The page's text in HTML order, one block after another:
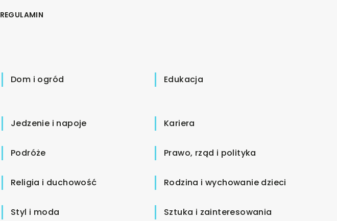
REGULAMIN
Dom i ogród Edukacja
Jedzenie i napoje Kariera
Podróże Prawo, rząd i polityka
Religia i duchowość Rodzina i wychowanie dzieci
Styl i moda Sztuka i zainteresowania